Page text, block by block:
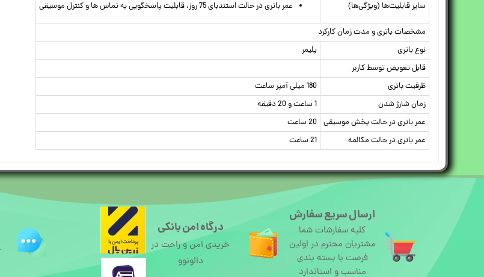
سایر قابلیت‌ها (ویژگی‌ها) عمر باتری در حالت استندبای 75 روز، قابلیت پاسخگویی به تماس ها و کنترل موسیقی
مشخصات باتری و مدت زمان کارکرد
نوع باتری
پلیمر
قابل تعویض توسط کاربر
ظرفیت باتری
180 میلی آمپر ساعت
زمان شارژ شدن
1 ساعت و 20 دقیقه
عمر باتری در حالت پخش موسیقی 20 ساعت
عمر باتری در حالت مکالمه
21 ساعت
ارسال سریع سفارش
کلیه سفارشات شما
مشتریان محترم در اولین
فرصت با بسته بندی
مناسب و استاندارد
درگاه امن بانکی
خریدی امن و راحت در
دالونوو